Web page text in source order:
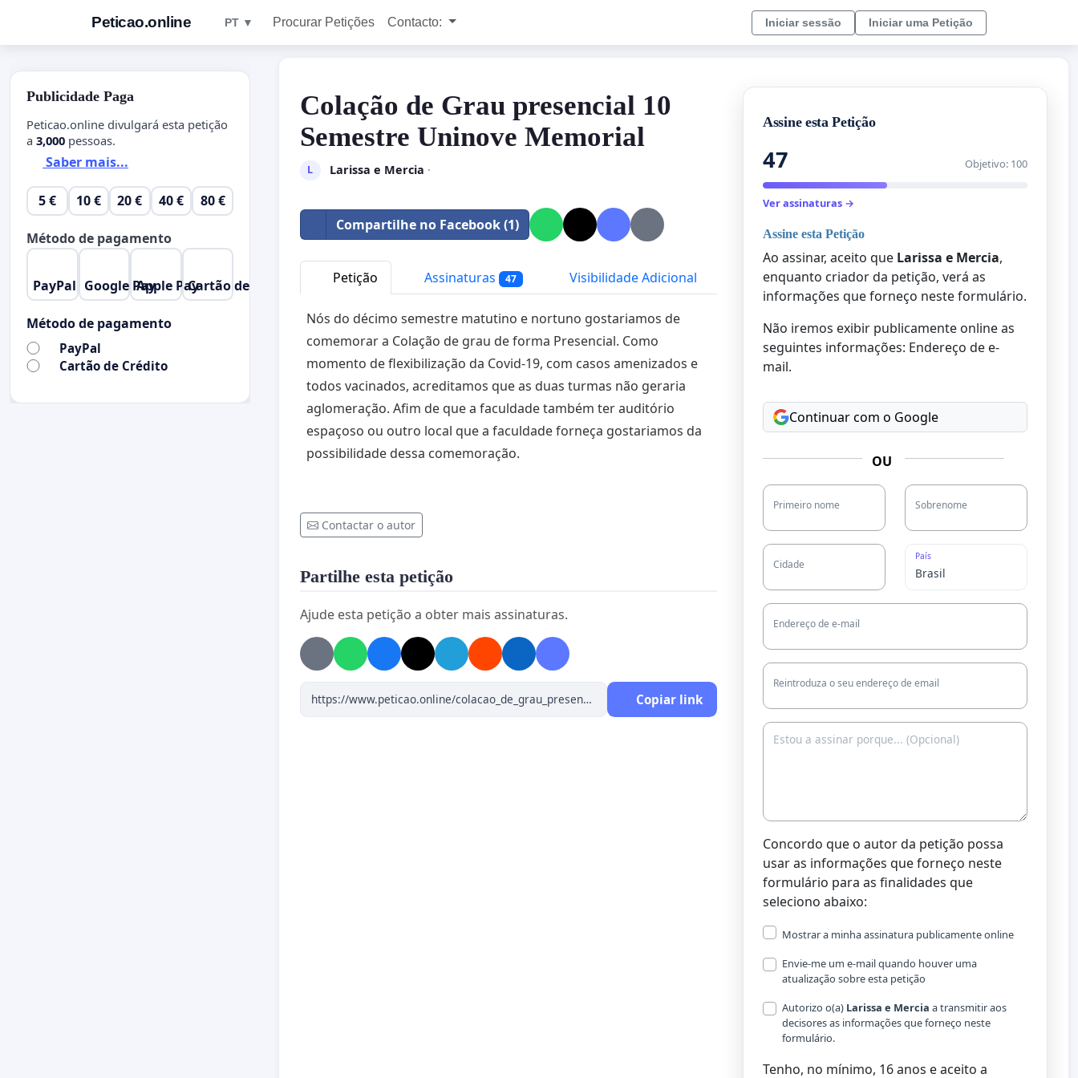
Peticao.online PT ▼ Procurar Petições Contacto: Iniciar sessão Iniciar uma Petição
Colação de Grau presencial 10
Semestre Uninove Memorial
L Larissa e Mercia ·
Compartilhe no Facebook (1)
Petição Assinaturas 47 Visibilidade Adicional
Nós do décimo semestre matutino e nortuno gostariamos de
comemorar a Colação de grau de forma Presencial. Como
momento de flexibilização da Covid-19, com casos amenizados e
todos vacinados, acreditamos que as duas turmas não geraria
aglomeração. Afim de que a faculdade também ter auditório
espaçoso ou outro local que a faculdade forneça gostariamos da
possibilidade dessa comemoração.
Contactar o autor
Partilhe esta petição
Ajude esta petição a obter mais assinaturas.
Copiar link
Assine esta Petição
47 Objetivo: 100
Ver assinaturas →
Assine esta Petição
Ao assinar, aceito que Larissa e Mercia,
enquanto criador da petição, verá as
informações que forneço neste formulário.
Não iremos exibir publicamente online as
seguintes informações: Endereço de e-
mail.
Continuar com o Google
OU
Primeiro nome Sobrenome
Cidade
País
Endereço de e-mail
Reintroduza o seu endereço de email
Concordo que o autor da petição possa
usar as informações que forneço neste
formulário para as finalidades que
seleciono abaixo:
Mostrar a minha assinatura publicamente online
Envie-me um e-mail quando houver uma
atualização sobre esta petição
Autorizo o(a) ​​ Larissa e Mercia a transmitir aos
decisores as informações que forneço neste
formulário.
Tenho, no mínimo, 16 anos e aceito a
Publicidade Paga
Peticao.online divulgará esta petição
a 3,000 pessoas.
Saber mais...
5 € 10 € 20 € 40 € 80 €
Método de pagamento
PayPal Google PayApple PayCartão de Crédito
Método de pagamento
PayPal
Cartão de Crédito